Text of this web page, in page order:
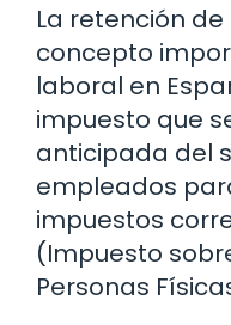
La retención
concepto
laboral en
impuesto que
anticipada del
empleados
impuestos
(Impuesto
Personas